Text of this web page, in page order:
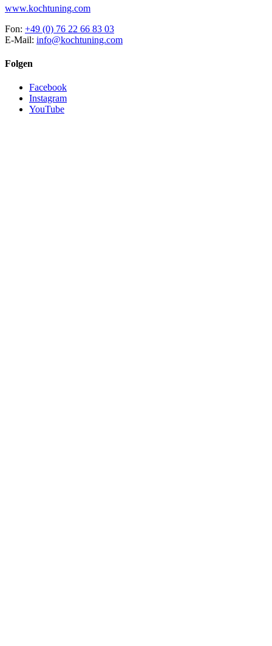
www.kochtuning.com
Fon: +49 (0) 76 22 66 83 03
E-Mail: info@kochtuning.com
Folgen
Facebook
Instagram
YouTube